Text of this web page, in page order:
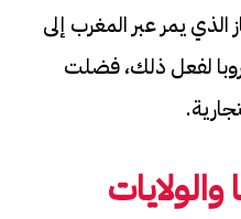
يمر عبر المغرب إلى
لفعل ذلك، فضلت